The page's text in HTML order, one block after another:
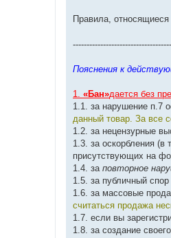
Правила,
Пояснения к
1. «Бан»дается без
1.1. за нарушение п.7
данный товар. За все
1.2. за нецензурные
1.3. за оскорбления
присутствующих на
1.4. за повторное
1.5. за публичный
1.6. за массовые
считаться продажа
1.7. если вы
1.8. за создание